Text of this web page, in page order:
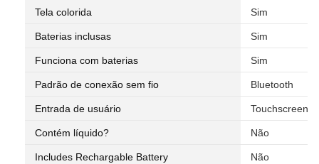
Tela colorida Sim
Baterias inclusas Sim
Funciona com baterias Sim
Padrão de conexão sem fio Bluetooth
Entrada de usuário Touchscreen
Contém líquido? Não
Includes Rechargable Battery Não